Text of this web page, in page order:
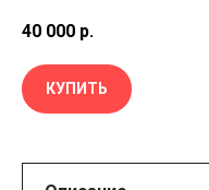
40 000 р.
КУПИТЬ